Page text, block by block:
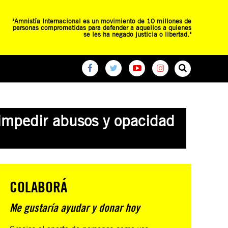
"Amnistía Internacional es un movimiento de 10 millones de
personas comprometidas para defender a aquellos a quienes
se les ha negado justicia o libertad."
abusos y opacidad
COLABORÁ
Me gustaría ayudar y donar hoy